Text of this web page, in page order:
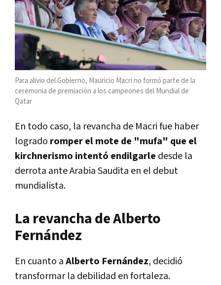
Para alivio del Gobierno, Mauricio Macri no formó parte de la
ceremonia de premiación a los campeones del Mundial de
Qatar
En todo caso, la revancha de Macri fue haber
logrado romper el mote de "mufa" que el
kirchnerismo intentó endilgarle desde la
derrota ante Arabia Saudita en el debut
mundialista.
La revancha de Alberto
Fernández
En cuanto aAlberto Fernández, decidió
transformar la debilidad en fortaleza.